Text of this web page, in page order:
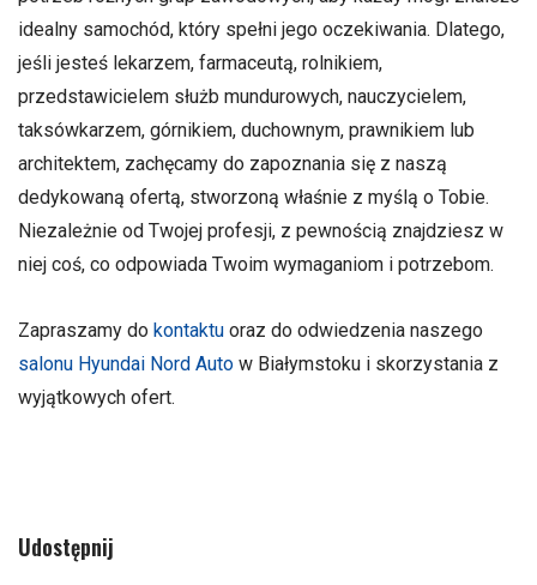
idealny samochód, który spełni jego oczekiwania. Dlatego,
jeśli jesteś lekarzem, farmaceutą, rolnikiem,
przedstawicielem służb mundurowych, nauczycielem,
taksówkarzem, górnikiem, duchownym, prawnikiem lub
architektem, zachęcamy do zapoznania się z naszą
dedykowaną ofertą, stworzoną właśnie z myślą o Tobie.
Niezależnie od Twojej profesji, z pewnością znajdziesz w
niej coś, co odpowiada Twoim wymaganiom i potrzebom.
Zapraszamy do kontaktu oraz do odwiedzenia naszego
salonu Hyundai Nord Auto w Białymstoku i skorzystania z
wyjątkowych ofert.
Udostępnij